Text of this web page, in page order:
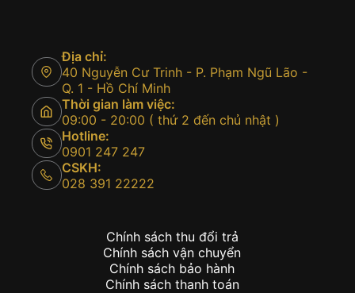
Địa chỉ:
40 Nguyễn Cư Trinh - P. Phạm Ngũ Lão -
Q. 1 - Hồ Chí Minh
Thời gian làm việc:
09:00 - 20:00 ( thứ 2 đến chủ nhật )
Hotline:
0901 247 247
CSKH:
028 391 22222
Chính sách thu đổi trả
Chính sách vận chuyển
Chính sách bảo hành
Chính sách thanh toán